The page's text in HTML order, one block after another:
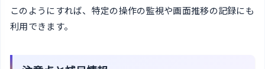
このようにすれば、特定の操作の監視や画面推移の記録にも
利用できます。